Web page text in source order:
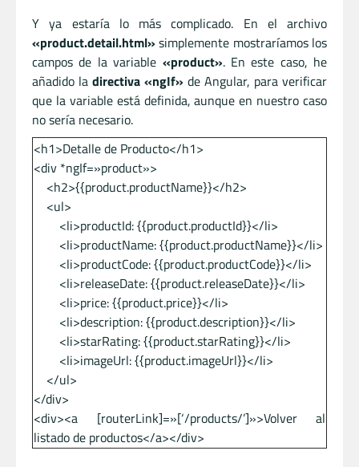
Y ya estaría lo más complicado. En el archivo
«product.detail.html» simplemente mostraríamos los
campos de la variable «product». En este caso, he
añadido la directiva «ngIf» de Angular, para verificar
que la variable está definida, aunque en nuestro caso
no sería necesario.
<h1>Detalle de Producto</h1>
<div *ngIf=»product»>
<h2>{{product.productName}}</h2>
<ul>
<li>productId: {{product.productId}}</li>
<li>productName: {{product.productName}}</li>
<li>productCode: {{product.productCode}}</li>
<li>releaseDate: {{product.releaseDate}}</li>
<li>price: {{product.price}}</li>
<li>description: {{product.description}}</li>
<li>starRating: {{product.starRating}}</li>
<li>imageUrl: {{product.imageUrl}}</li>
</ul>
</div>
<div><a [routerLink]=»[‘/products/’]»>Volver al
listado de productos</a></div>